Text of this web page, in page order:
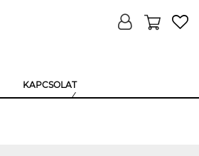
KAPCSOLAT